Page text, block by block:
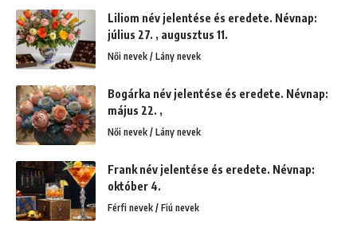
Liliom név jelentése és eredete. Névnap:
július 27. , augusztus 11.
Női nevek / Lány nevek
Bogárka név jelentése és eredete. Névnap:
május 22. ,
Női nevek / Lány nevek
Frank név jelentése és eredete. Névnap:
október 4.
Férfi nevek / Fiú nevek